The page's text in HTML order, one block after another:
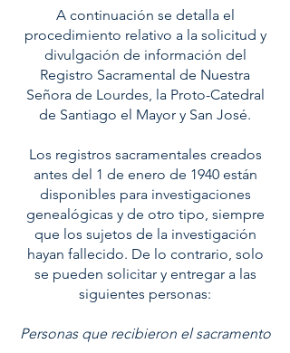
A continuación se detalla el
procedimiento relativo a la solicitud y
divulgación de información del
Registro Sacramental de Nuestra
Señora de Lourdes, la Proto-Catedral
de Santiago el Mayor y San José.
Los registros sacramentales creados
antes del 1 de enero de 1940 están
disponibles para investigaciones
genealógicas y de otro tipo, siempre
que los sujetos de la investigación
hayan fallecido. De lo contrario, solo
se pueden solicitar y entregar a las
siguientes personas:
Personas que recibieron el sacramento